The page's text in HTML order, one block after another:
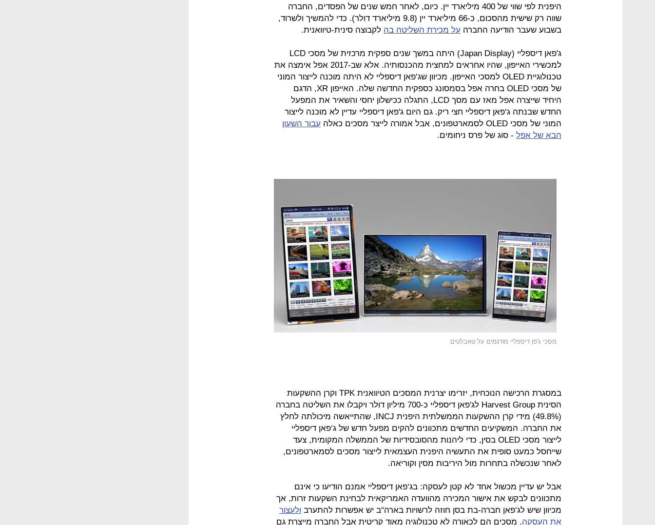
היפנית לפי שווי של 400 מיליארד יין. כיום, לאחר חמש שנים של הפסדים, החברה
שווה רק שישית מהסכום, כ-66 מיליארד יין (9.8 מיליארד דולר). כדי להמשיך ולשרוד,
בשבוע שעבר הודיעה החברה על מכירת השליטה בה לקבוצה סינית-טיוואנית.
ג'פאן דיספליי (Japan Display) היתה במשך שנים ספקית מרכזית של מסכי LCD
למכשירי האייפון, שהיו אחראים למחצית מהכנסותיה. אלא שב-2017 אפל אימצה את
טכנולוגיית OLED למסכי האייפון. מכיוון שג‘פאן דיספליי לא היתה מוכנה לייצור המוני
של מסכי OLED בחרה אפל בסמסונג כספקית החדשה שלה. האייפון XR, הדגם
היחיד שייצרה אפל מאז עם מסך LCD, התגלה ככישלון יחסי והשאיר את המפעל
החדש שבנתה ג‘פאן דיספליי חצי ריק. גם היום ג'פאן דיספליי עדיין לא מוכנה לייצור
המוני של מסכי OLED לסמארטפונים, אבל אמורה לייצר מסכים כאלה
עבור השעון
הבא של אפל - סוג של פרס ניחומים.
מסכי ג'פן דיספליי מודגמים על טאבלטים
במסגרת הרכישה הנוכחית, יזרימו יצרנית המסכים הטיוואנית TPK וקרן ההשקעות
הסינית Harvest Group לג'פאן דיספליי כ-700 מיליון דולר ויקבלו את השליטה בחברה
(49.8%) מידי קרן ההשקעות הממשלתית היפנית INCJ, שהתייאשה מיכולתה לחלץ
את החברה. המשקיעים החדשים מתכוונים להקים מפעל חדש של ג‘פאן דיספליי
לייצור מסכי OLED בסין, כדי ליהנות מהסובסידיות של הממשלה המקומית, צעד
שייחסל כמעט סופית את התעשיה היפנית העצמאית לייצור מסכים לסמארטפונים,
לאחר שנכשלה בתחרות מול היריבות מסין וקוריאה.
אבל יש עדיין מכשול אחד לא קטן לעסקה: בג‘פאן דיספליי אמנם הודיעו כי אינם
מתכוונים לבקש את אישור המכירה מהוועדה האמריקאית לבחינת השקעות זרות, אך
מכיוון שיש לג‘פאן חברה-בת בסן חוזה לרשויות בארה“ב יש אפשרות להתערב ולעצור
את העסקה. מסכים הם לכאורה לא טכנולוגיה מאוד קריטית אבל החברה מייצרת גם